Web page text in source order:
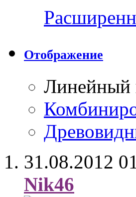
Отображение
Линейный
31.08.2012
Nik46